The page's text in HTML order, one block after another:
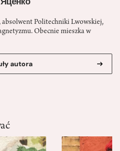
Politechniki Lwowskiej,
Obecnie mieszka w
autora